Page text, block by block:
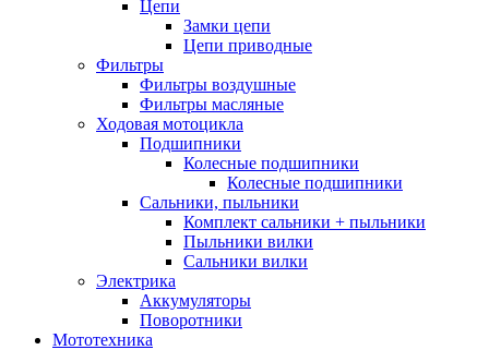
Цепи
Замки цепи
Цепи приводные
Фильтры
Фильтры воздушные
Фильтры масляные
Ходовая мотоцикла
Подшипники
Колесные подшипники
Колесные подшипники
Сальники, пыльники
Комплект сальники + пыльники
Пыльники вилки
Сальники вилки
Электрика
Аккумуляторы
Поворотники
Мототехника